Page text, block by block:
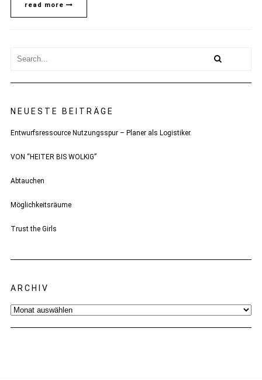
read more
NEUESTE BEITRÄGE
Entwurfsressource Nutzungsspur – Planer als Logistiker.
VON “HEITER BIS WOLKIG”
Abtauchen
Möglichkeitsräume
Trust the Girls
ARCHIV
Archiv